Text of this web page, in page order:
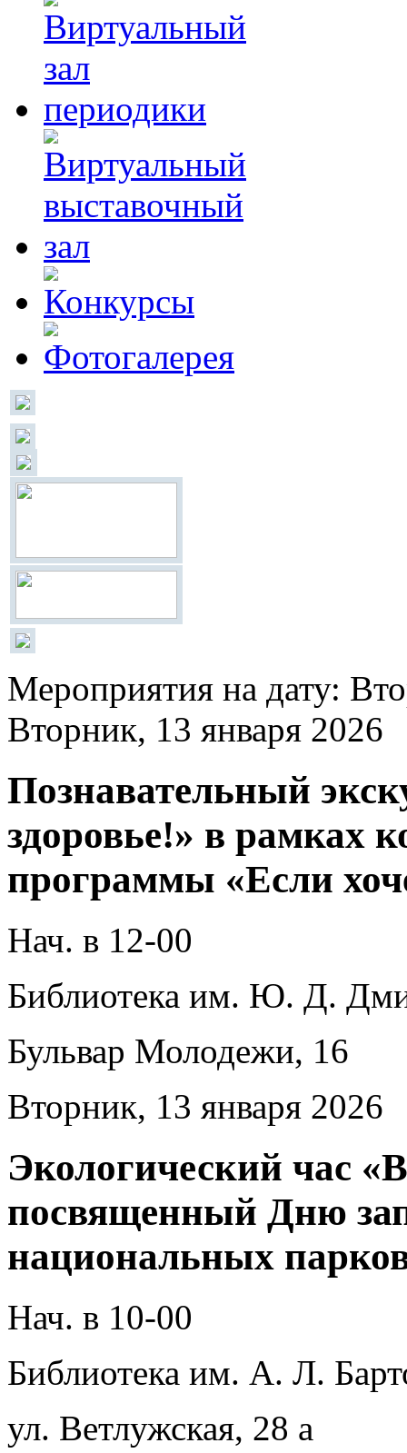
Мероприятия на дату:
Вторник, 13 января 2026
Познавательный
здоровье!» в рамках
программы «Если
Нач. в 12-00
Библиотека им. Ю. Д.
Бульвар Молодежи, 16
Вторник, 13 января 2026
Экологический час
посвященный Дню
национальных
Нач. в 10-00
Библиотека им. А. Л.
ул. Ветлужская, 28 а